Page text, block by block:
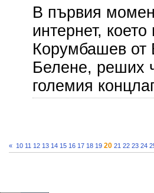
В първия
интернет,
Корумбашев от
Белене, реших
големия
« 10 11 12 13 14 15 16 17 18 19 20 21 22 23 24